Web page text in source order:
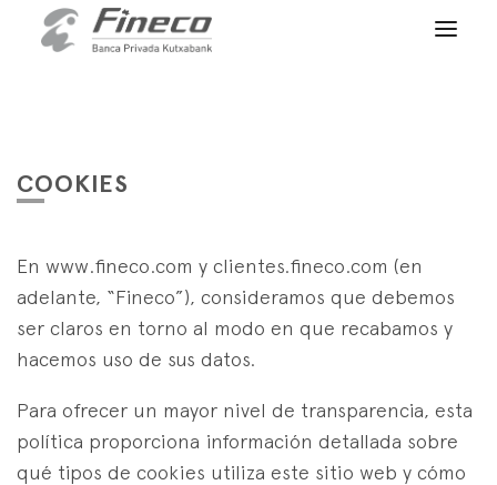
es eus en
Acceso clientes
WEALTH MANAGEMENT
Family Office
ASSETMANAGEMENT
NOTICIAS
Actualidad
Finacademia
CONTACTO
ÚNETE A NUESTRO EQUIPO
ACCESO CLIENTES
COOKIES
En www.fineco.com y clientes.fineco.com (en
adelante, “Fineco”), consideramos que debemos
ser claros en torno al modo en que recabamos y
hacemos uso de sus datos.
Para ofrecer un mayor nivel de transparencia, esta
política proporciona información detallada sobre
qué tipos de cookies utiliza este sitio web y cómo